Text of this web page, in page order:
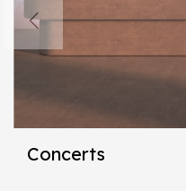
Concerts